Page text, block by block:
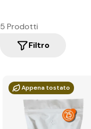
5 Prodotti
Filtro
Appena tostato